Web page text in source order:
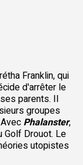
Franklin, qui
d'arrêter le
parents. Il
groupes
Phalanster,
Golf Drouot. Le
utopistes